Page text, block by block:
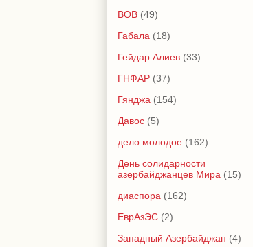
ВОВ (49)
Габала (18)
Гейдар Алиев (33)
ГНФАР (37)
Гянджа (154)
Давос (5)
дело молодое (162)
День солидарности
азербайджанцев Мира (15)
диаспора (162)
ЕврАзЭС (2)
Западный Азербайджан (4)